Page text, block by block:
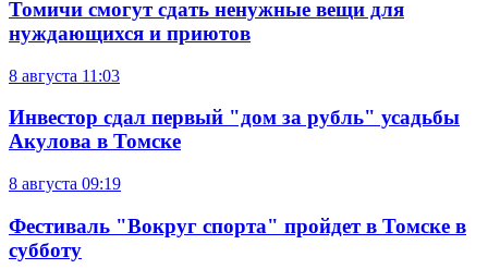
Томичи смогут сдать ненужные вещи для
нуждающихся и приютов
8 августа 11:03
Инвестор сдал первый "дом за рубль" усадьбы
Акулова в Томске
8 августа 09:19
Фестиваль "Вокруг спорта" пройдет в Томске в
субботу